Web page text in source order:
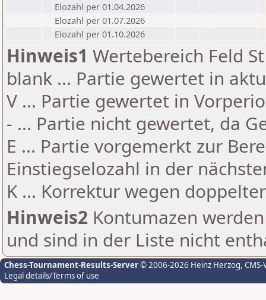
Elozahl per 01.04.2026
Elozahl per 01.07.2026
Elozahl per 01.10.2026
Hinweis1 Wertebereich Feld
blank ... Partie gewertet in
V ... Partie gewertet in
- ... Partie nicht gewertet, da
E ... Partie vorgemerkt zur
Einstiegselozahl in der
K ... Korrektur wegen
Hinweis2 Kontumazen
und sind in der Liste nicht
Chess-Tournament-Results-Server© 2006-2026 Heinz Herzog,
Legal details/Terms of use